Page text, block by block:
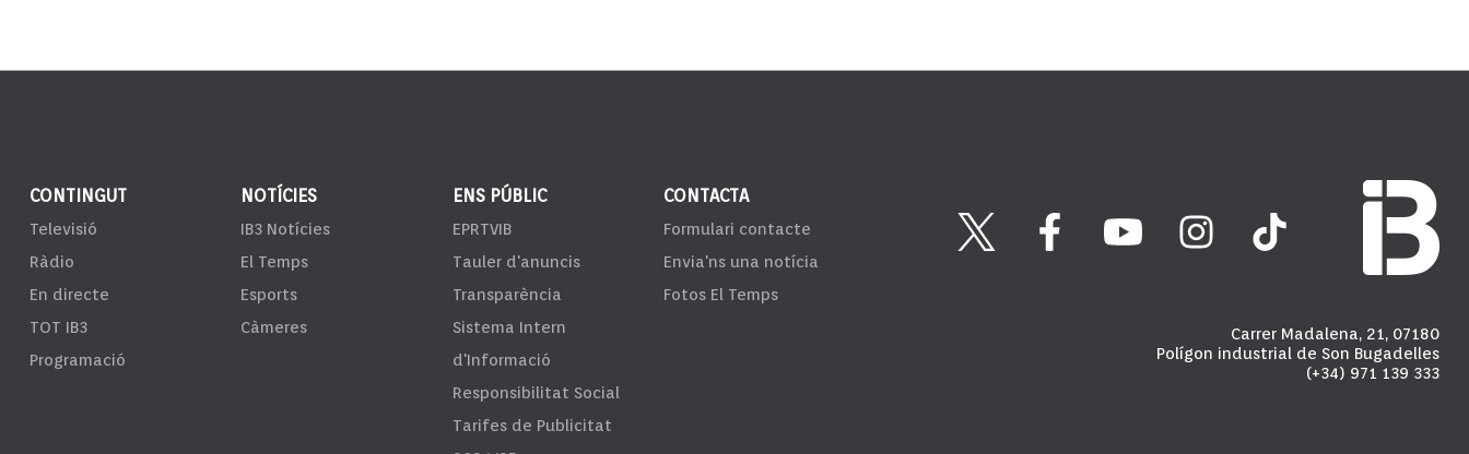
CONTINGUT
Televisió
Ràdio
En directe
TOT IB3
Programació
NOTÍCIES
IB3 Notícies
El Temps
Esports
Càmeres
ENS PÚBLIC
EPRTVIB
Tauler d'anuncis
Transparència
Sistema Intern
d'Informació
Responsibilitat Social
Tarifes de Publicitat
CONTACTA
Formulari contacte
Envia'ns una notícia
Fotos El Temps
Carrer Madalena, 21, 07180
Polígon industrial de Son Bugadelles
(+34) 971 139 333